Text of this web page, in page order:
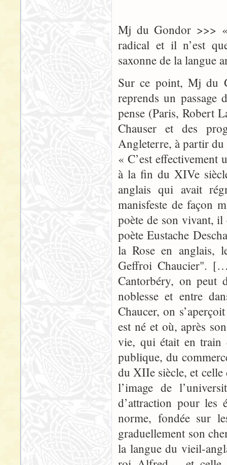
Mj du Gondor >>> «
radical et il n’est
saxonne de la langue
Sur ce point, Mj du
reprends un
pense (Paris, Robert
Chauser et des
Angleterre, à partir
« C’est effectivement
à la fin du XIVe
anglais qui avait
manisfeste de façon
poète de son vivant,
poète Eustache
la Rose en anglais,
Geffroi Chaucier".
Cantorbéry, on peut
noblesse et entre
Chaucer, on
est né et où, après
vie, qui était en train
publique, du
du XIIe siècle, et celle
l’image de
d’attraction pour les
norme, fondée sur
graduellement son
la langue du vieil-